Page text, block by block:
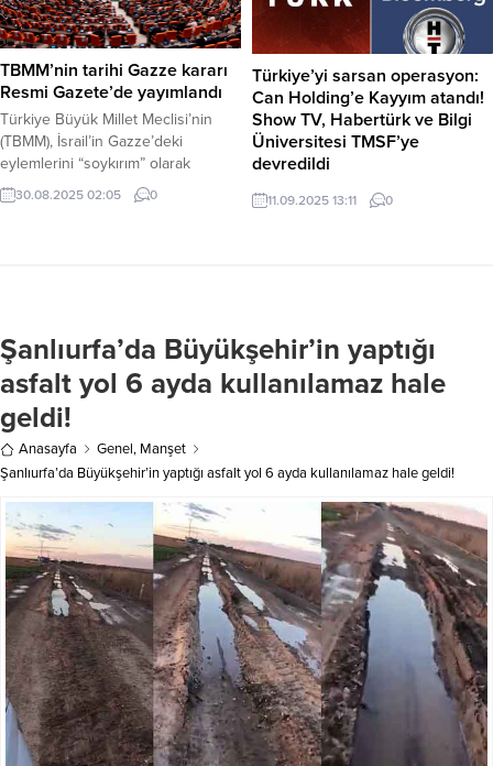
meydana geldi. Edinilen bilgiye
göre, mahalledeki sulama kanalında
suyun yüzeyinde hareketsiz birini
gören vatandaşlar, durumu...
gibi doğal afetlere karşı dirençli
yapısı, bu evleri daha da cazip...
TBMM’nin tarihi Gazze kararı
Resmi Gazete’de yayımlandı
Türkiye Büyük Millet Meclisi’nin
(TBMM), İsrail’in Gazze’deki
eylemlerini “soykırım” olarak
tanıdığı ve uluslararası topluma
somut yaptırım çağrıları yaptığı
toplantıda tüm siyasi partilerin oy
birliğiyle kabul ettiği 1471 numaralı
Meclis Başkanlığı...
30.08.2025 02:05 0
Türkiye’yi sarsan operasyon:
Can Holding’e Kayyım atandı!
Show TV, Habertürk ve Bilgi
Üniversitesi TMSF’ye
devredildi
Küçükçekmece Cumhuriyet
Başsavcılığı’nın yürüttüğü
ağır suçlamaların yöneltildiği
operasyonda, aralarında üst düzey
yöneticiler Mehmet Şakir Can,
11.09.2025 13:11 0
Şanlıurfa’da Büyükşehir’in yaptığı
asfalt yol 6 ayda kullanılamaz hale
geldi!
Anasayfa Genel, Manşet
Şanlıurfa’da Büyükşehir’in yaptığı asfalt yol 6 ayda kullanılamaz hale geldi!